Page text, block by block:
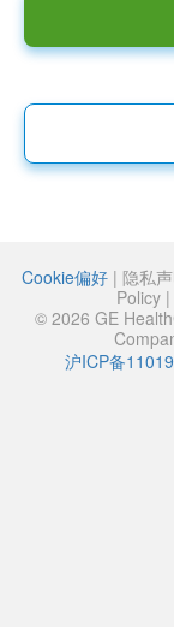
Cookie偏好 | 隐私
Policy|
© 2026 GE
沪ICP备